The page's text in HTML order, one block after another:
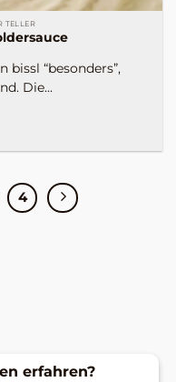
TELLER
bissl “besonders”,
Die...
4
erfahren?